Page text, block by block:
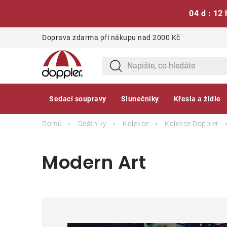
04 d : 12
Doprava zdarma při nákupu nad 2000 Kč
Sedací soupravy Slunečníky Křesla a židle
Domů Deštníky Kolekce Kolekce Doppler
Modern Art